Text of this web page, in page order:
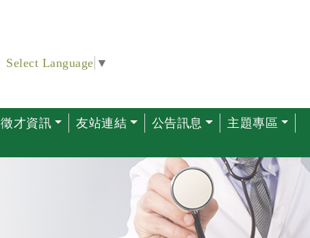
Select Language ▼
徵才資訊 友站連結 公告訊息
主題專區